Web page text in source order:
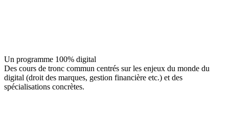
Un programme 100% digital
Des cours de tronc commun centrés sur les enjeux du monde du
digital (droit des marques, gestion financière etc.) et des
spécialisations concrètes.